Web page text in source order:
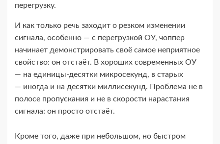
перегрузку.
И как только речь заходит о резком изменении
сигнала, особенно — с перегрузкой ОУ, чоппер
начинает демонстрировать своё самое неприятное
свойство: он отстаёт. В хороших современных ОУ
— на единицы-​десятки микросекунд, в старых
— иногда и на десятки миллисекунд. Проблема не в
полосе пропускания и не в скорости нарастания
сигнала: он просто отстаёт.
Кроме того, даже при небольшом, но быстром